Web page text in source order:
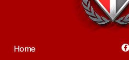
Home